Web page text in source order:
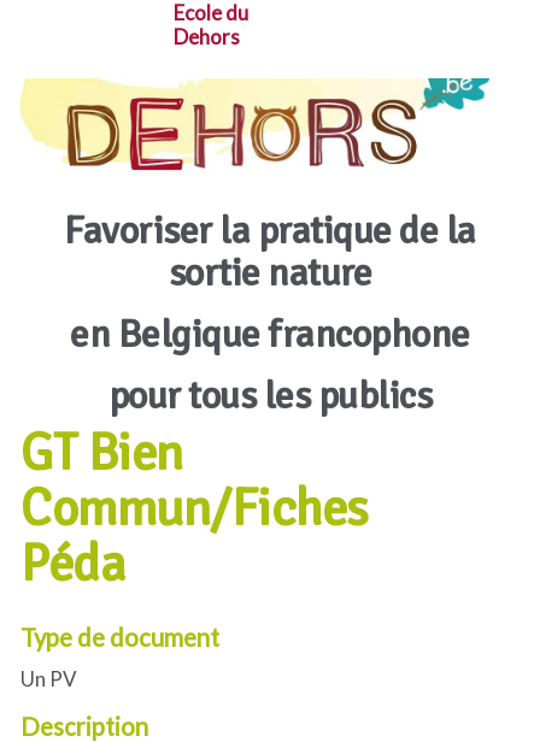
Ecole du
Dehors
Favoriser la pratique de la
sortie nature
en Belgique francophone
pour tous les publics
GT Bien
Commun/Fiches
Péda
Type de document
Un PV
Description